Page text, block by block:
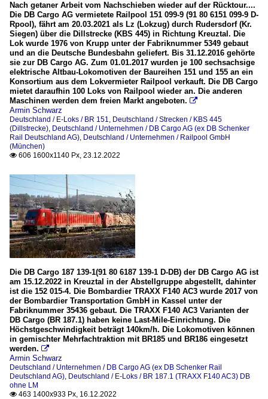
Nach getaner Arbeit vom Nachschieben wieder auf der Rücktour....
Die DB Cargo AG vermietete Railpool 151 099-9 (91 80 6151 099-9 D-
Rpool), fährt am 20.03.2021 als Lz (Lokzug) durch Rudersdorf (Kr.
Siegen) über die Dillstrecke (KBS 445) in Richtung Kreuztal. Die
Lok wurde 1976 von Krupp unter der Fabriknummer 5349 gebaut
und an die Deutsche Bundesbahn geliefert. Bis 31.12.2016 gehörte
sie zur DB Cargo AG. Zum 01.01.2017 wurden je 100 sechsachsige
elektrische Altbau-Lokomotiven der Baureihen 151 und 155 an ein
Konsortium aus dem Lokvermieter Railpool verkauft. Die DB Cargo
mietet daraufhin 100 Loks von Railpool wieder an. Die anderen
Maschinen werden dem freien Markt angeboten. 
Armin Schwarz
Deutschland / E-Loks / BR 151, Deutschland / Strecken / KBS 445
(Dillstrecke), Deutschland / Unternehmen / DB Cargo AG (ex DB Schenker
Rail Deutschland AG), Deutschland / Unternehmen / Railpool GmbH
(München)
 606 1600x1140 Px, 23.12.2022
Die DB Cargo 187 139-1(91 80 6187 139-1 D-DB) der DB Cargo AG ist
am 15.12.2022 in Kreuztal in der Abstellgruppe abgestellt, dahinter
ist die 152 015-4. Die Bombardier TRAXX F140 AC3 wurde 2017 von
der Bombardier Transportation GmbH in Kassel unter der
Fabriknummer 35436 gebaut. Die TRAXX F140 AC3 Varianten der
DB Cargo (BR 187.1) haben keine Last-Mile-Einrichtung. Die
Höchstgeschwindigkeit beträgt 140km/h. Die Lokomotiven können
in gemischter Mehrfachtraktion mit BR185 und BR186 eingesetzt
werden. 
Armin Schwarz
Deutschland / Unternehmen / DB Cargo AG (ex DB Schenker Rail
Deutschland AG), Deutschland / E-Loks / BR 187.1 (TRAXX F140 AC3) DB
ohne LM
 463 1400x933 Px, 16.12.2022